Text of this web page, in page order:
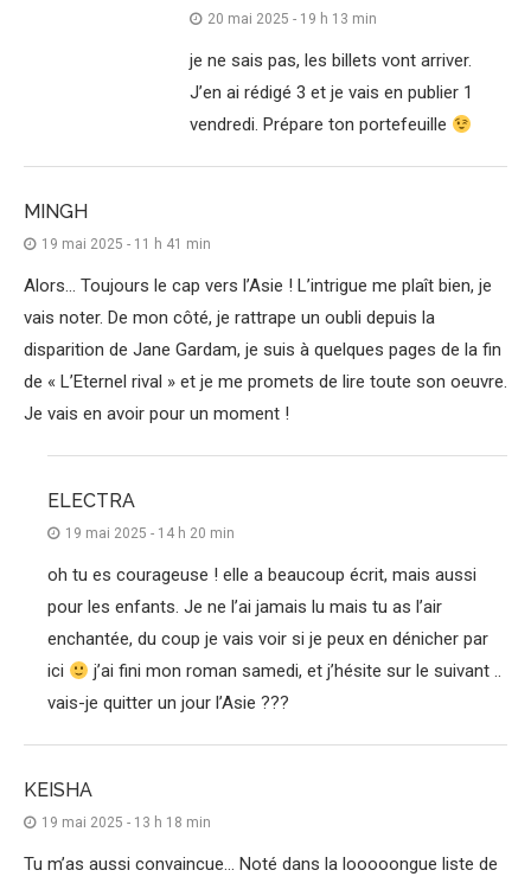
20 mai 2025 - 19 h 13 min
je ne sais pas, les billets vont arriver.
J’en ai rédigé 3 et je vais en publier 1
vendredi. Prépare ton portefeuille
MINGH
19 mai 2025 - 11 h 41 min
Alors… Toujours le cap vers l’Asie ! L’intrigue me plaît bien, je
vais noter. De mon côté, je rattrape un oubli depuis la
disparition de Jane Gardam, je suis à quelques pages de la fin
de « L’Eternel rival » et je me promets de lire toute son oeuvre.
Je vais en avoir pour un moment !
ELECTRA
19 mai 2025 - 14 h 20 min
oh tu es courageuse ! elle a beaucoup écrit, mais aussi
pour les enfants. Je ne l’ai jamais lu mais tu as l’air
enchantée, du coup je vais voir si je peux en dénicher par
ici
j’ai fini mon roman samedi, et j’hésite sur le suivant ..
vais-je quitter un jour l’Asie ???
KEISHA
19 mai 2025 - 13 h 18 min
Tu m’as aussi convaincue… Noté dans la looooongue liste de